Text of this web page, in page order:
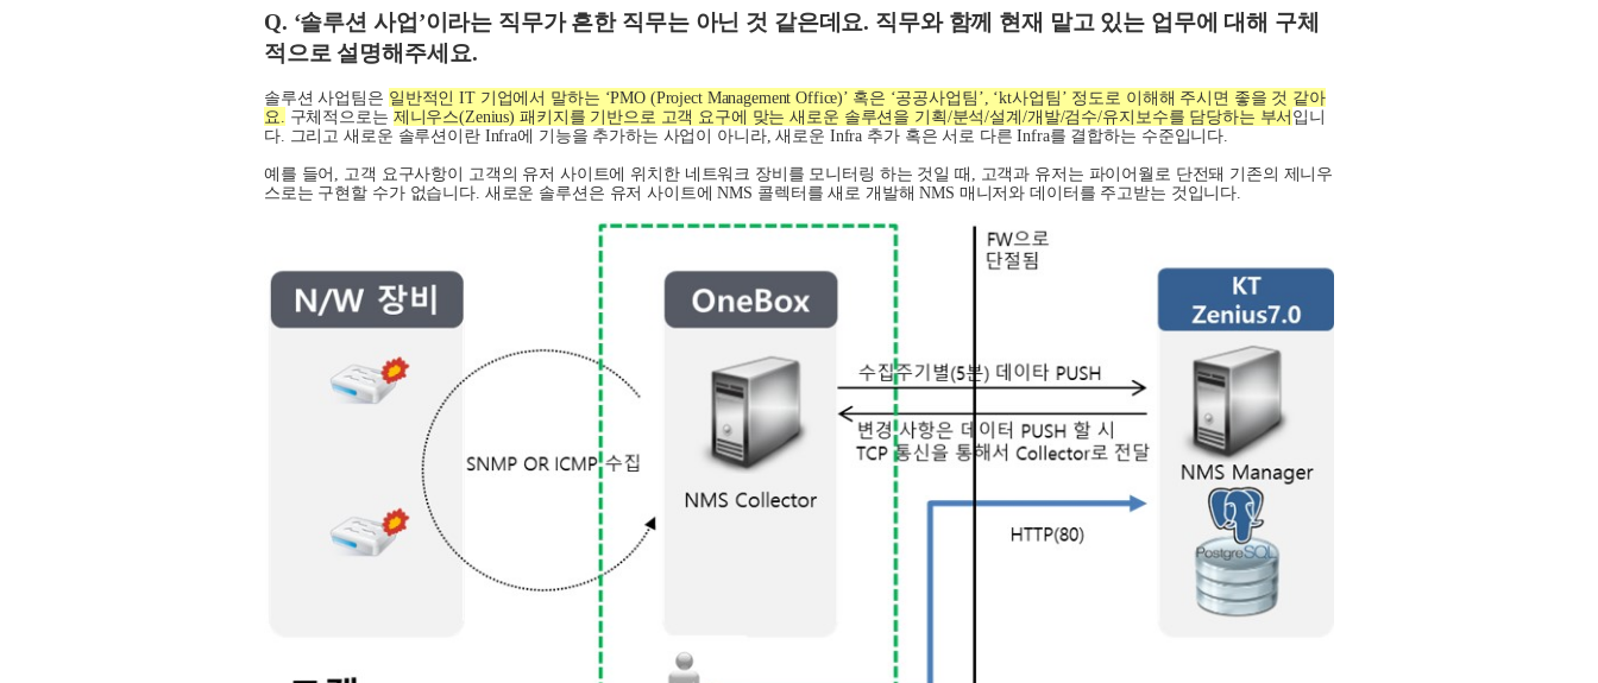
Q. ‘솔루션 사업 ’이라는 직무가 흔한 직무는 아닌 것 같은데요. 직무와 함께 현재 맡고 있는 업무에 대해 구체
적으로 설명해주세요.
솔루션 사업팀은 일반적인IT 기업에서 말하는 ‘PMO (Project Management Office)’ 혹은 ‘공공사업팀’, ‘kt사업팀’ 정도로 이해해 주시면 좋을 것 같아
요
구체적으로는 제니우스(Zenius) 패키지를 기반으로 고객 요구에 맞는 새로운 솔루션을 기획/분석/설계/개발/검수/유지보수를 담당하는 부서입니
다. 그리고 새로운 솔루션이란 Infra에 기능을 추가하는 사업이 아니라,새로운 Infra 추가 혹은 서로 다른Infra를 결합하는 수준입니다
예를 들어
고객 요구사항이 고객의 유저 사이트에 위치한 네트워크 장비를 모니터링 하는 것일 때
고객과 유저는 파이어월로 단전돼 기존의 제니우
스로는 구현할 수가 없습니다. 새로운 솔루션은 유저 사이트에NMS 콜렉터를 새로 개발해NMS 매니저와 데이터를 주고받는 것입니다